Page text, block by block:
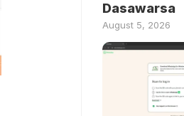
Dasawarsa
August 5, 2026